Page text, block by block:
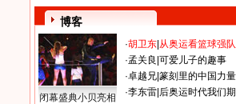
博客
闭幕盛典小贝亮相
·胡卫东 从奥运看篮球强
·孟关良 可爱儿子的趣事
·卓越兄 篆刻里的中国力量
·李东雷 后奥运时代我们